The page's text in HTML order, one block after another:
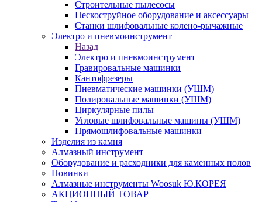
Строительные пылесосы
Пескоструйное оборудование и аксессуары
Станки шлифовальные колено-рычажные
Электро и пневмоинструмент
Назад
Электро и пневмоинструмент
Гравировальные машинки
Кантофрезеры
Пневматические машинки (УШМ)
Полировальные машинки (УШМ)
Циркулярные пилы
Угловые шлифовальные машины (УШМ)
Прямошлифовальные машинки
Изделия из камня
Алмазный инструмент
Оборудование и расходники для каменных полов
Новинки
Алмазные инструменты Woosuk Ю.КОРЕЯ
АКЦИОННЫЙ ТОВАР